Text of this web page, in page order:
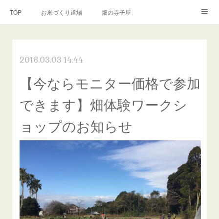
TOP お米づくり道場 畑の寺子屋
お問い合わせ リンク(SNS)
2016.03.03 14:44
【今ならモニター価格で参加
できます】畑体験ワークシ
ョップのお知らせ